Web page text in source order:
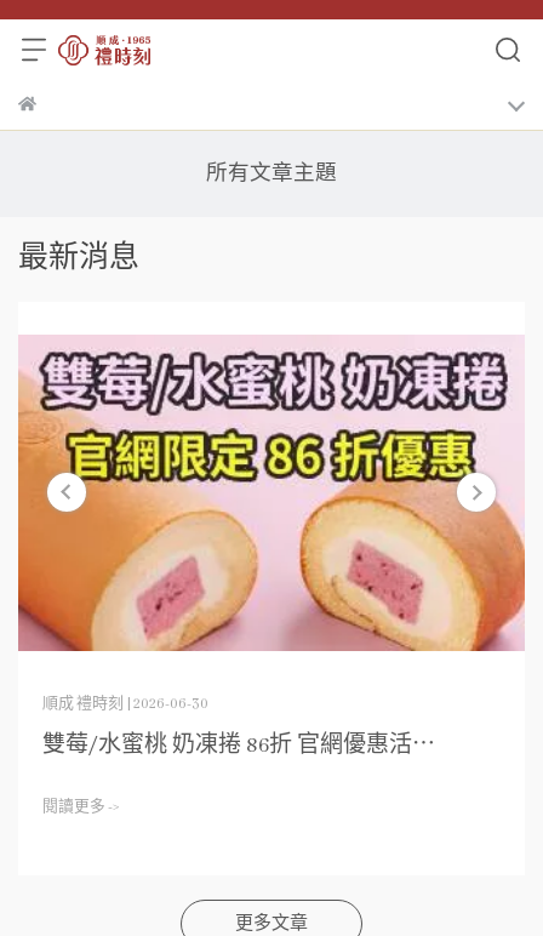
所有文章主題
最新消息
順成 禮時刻 | 2026-06-30
雙莓/水蜜桃 奶凍捲 86折 官網優惠活⋯
閱讀更多 ->
更多文章